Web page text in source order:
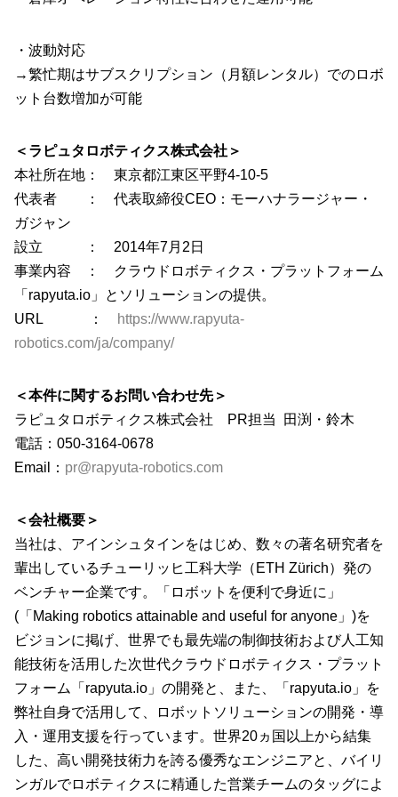
・波動対応
→繁忙期はサブスクリプション（月額レンタル）でのロボ
ット台数増加が可能
＜ラピュタロボティクス株式会社＞
本社所在地： 東京都江東区平野4-10-5
代表者 ： 代表取締役CEO：モーハナラージャー・
ガジャン
設立 ： 2014年7月2日
事業内容 ： クラウドロボティクス・プラットフォーム
「rapyuta.io」とソリューションの提供。
URL ：
https://www.rapyuta-
robotics.com/ja/company/
＜本件に関するお問い合わせ先＞
ラピュタロボティクス株式会社 PR担当 田渕・鈴木
電話：050-3164-0678
Email： pr@rapyuta-robotics.com
＜会社概要＞
当社は、アインシュタインをはじめ、数々の著名研究者を
輩出しているチューリッヒ工科大学（ETH Zürich）発の
ベンチャー企業です。「ロボットを便利で身近に」
(「Making robotics attainable and useful for anyone」)を
ビジョンに掲げ、世界でも最先端の制御技術および人工知
能技術を活用した次世代クラウドロボティクス・プラット
フォーム「rapyuta.io」の開発と、また、「rapyuta.io」を
弊社自身で活用して、ロボットソリューションの開発・導
入・運用支援を行っています。世界20ヵ国以上から結集
した、高い開発技術力を誇る優秀なエンジニアと、バイリ
ンガルでロボティクスに精通した営業チームのタッグによ